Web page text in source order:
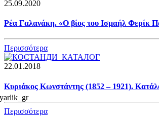
25.09.2020
Ρέα Γαλανάκη. «Ο βίος του Ισμαήλ Φερίκ
Περισσότερα
22.01.2018
Κυριάκος Κωνστάντης (1852 – 1921).
Περισσότερα